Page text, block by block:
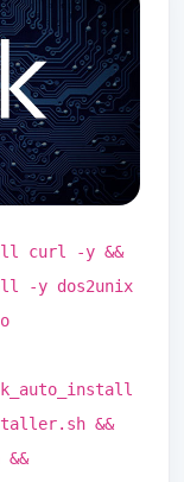
curl -y &&
-y dos2unix
&&